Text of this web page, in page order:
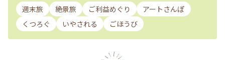
週末旅 絶景旅 ご利益めぐり
アートさんぽ
くつろぐ
いやされる ごほうび